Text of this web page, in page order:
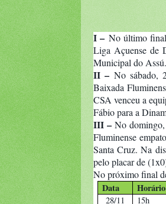
I – No último
Liga Açuense de
Municipal do Assú.
II –No sábado,
Baixada
CSA venceu a
Fábio para a
III –No domingo,
Fluminense
Santa Cruz. Na
pelo placar de
No próximo final
Data
Horário
28/11 15h